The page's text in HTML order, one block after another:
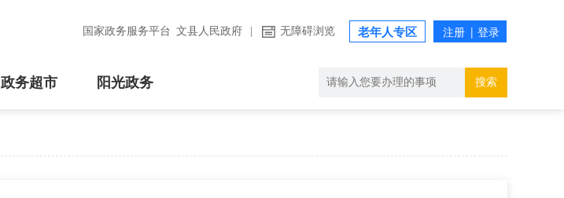
国家政务服务平台 文县人民政府 无障碍浏览 老年人专区
政务超市 阳光政务 搜索